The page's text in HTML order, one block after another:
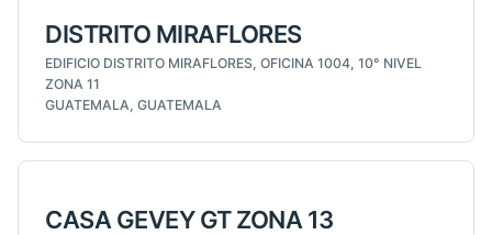
DISTRITO MIRAFLORES
EDIFICIO DISTRITO MIRAFLORES, OFICINA 1004, 10° NIVEL
ZONA 11
GUATEMALA, GUATEMALA
CASA GEVEY GT ZONA 13